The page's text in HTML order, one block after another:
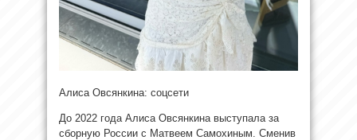
Алиса Овсянкина: соцсети
До 2022 года Алиса Овсянкина выступала за
сборную России с Матвеем Самохиным. Сменив